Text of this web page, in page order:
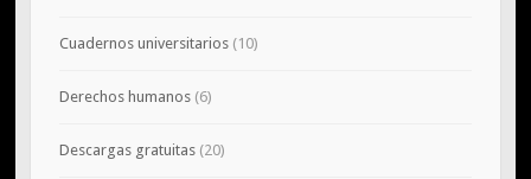
Cuadernos universitarios(10)
Derechos humanos(6)
Descargas gratuitas(20)